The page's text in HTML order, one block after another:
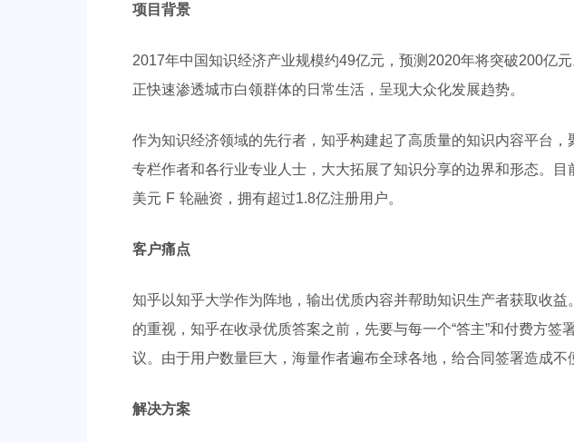
项目背景
2017年中国知识经济产业规模约49亿元，预测2020年将突破200亿
正快速渗透城市白领群体的日常生活，呈现大众化发展趋势。
作为知识经济领域的先行者，知乎构建起了高质量的知识内容平台，
专栏作者和各行业专业人士，大大拓展了知识分享的边界和形态。
美元 F 轮融资，拥有超过1.8亿注册用户。
客户痛点
知乎以知乎大学作为阵地，输出优质内容并帮助知识生产者获取收益
的重视，知乎在收录优质答案之前，先要与每一个“答主”和付费方签
议。由于用户数量巨大，海量作者遍布全球各地，给合同签署造成不
解决方案